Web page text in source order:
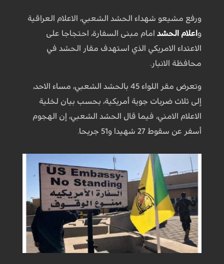
ورفع مشيعو شهداء الحشد الشعبي، الاعلام العراقية
و اعلام الحشدامام مبنى السفارة، احتجاجا على
الاعتداء الامريكي الذي استهدف مقار الحشد في
محافظة الانبار.
وتعرض مقر اللواء 45 بالحشد ‏الشعبي، مساء الاحد،
إلى ثلاث ضربات جوية أمريكية، ‏بحسب بيان لخلية
الاعلام الامني، فيما قال الحشد ‏الشعبي، إن الهجوم
أسفر عن سقوط 27 شهيدا و51 ‏جريحا.‏